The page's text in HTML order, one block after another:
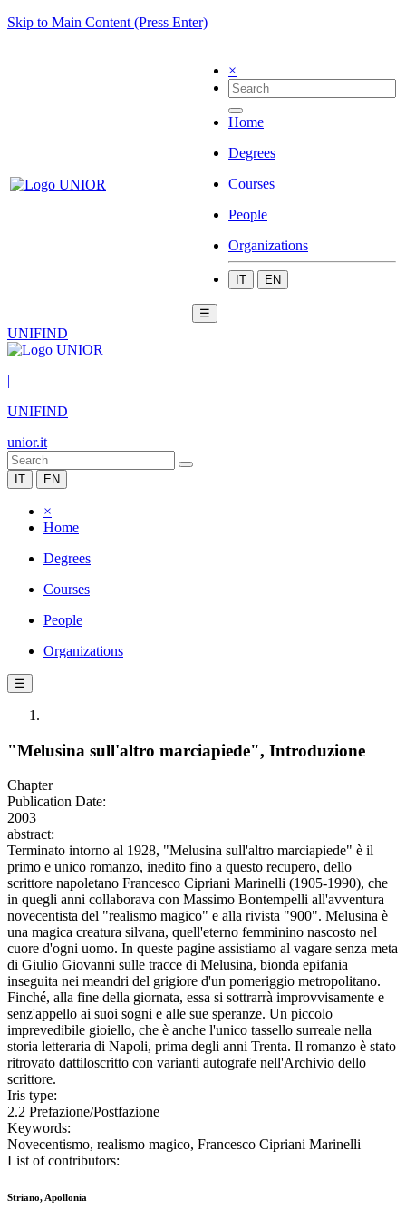
Skip to Main Content (Press Enter)
×
Home
Degrees
Courses
People
Organizations
IT EN
☰
UNIFIND
|
UNIFIND
unior.it
IT EN
×
Home
Degrees
Courses
People
Organizations
☰
"Melusina sull'altro marciapiede", Introduzione
Chapter
Publication Date:
2003
abstract:
Terminato intorno al 1928, "Melusina sull'altro marciapiede" è il
primo e unico romanzo, inedito fino a questo recupero, dello
scrittore napoletano Francesco Cipriani Marinelli (1905-1990), che
in quegli anni collaborava con Massimo Bontempelli all'avventura
novecentista del "realismo magico" e alla rivista "900". Melusina è
una magica creatura silvana, quell'eterno femminino nascosto nel
cuore d'ogni uomo. In queste pagine assistiamo al vagare senza meta
di Giulio Giovanni sulle tracce di Melusina, bionda epifania
inseguita nei meandri del grigiore d'un pomeriggio metropolitano.
Finché, alla fine della giornata, essa si sottrarrà improvvisamente e
senz'appello ai suoi sogni e alle sue speranze. Un piccolo
imprevedibile gioiello, che è anche l'unico tassello surreale nella
storia letteraria di Napoli, prima degli anni Trenta. Il romanzo è stato
ritrovato dattiloscritto con varianti autografe nell'Archivio dello
scrittore.
Iris type:
2.2 Prefazione/Postfazione
Keywords:
Novecentismo, realismo magico, Francesco Cipriani Marinelli
List of contributors:
Striano, Apollonia